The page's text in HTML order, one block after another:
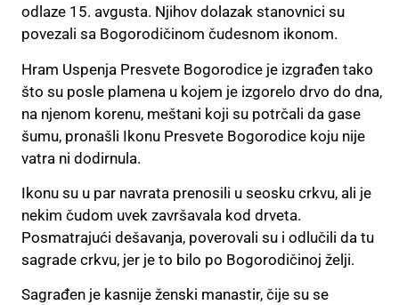
odlaze 15. avgusta. Njihov dolazak stanovnici su
povezali sa Bogorodičinom čudesnom ikonom.
Hram Uspenja Presvete Bogorodice je izgrađen tako
što su posle plamena u kojem je izgorelo drvo do dna,
na njenom korenu, meštani koji su potrčali da gase
šumu, pronašli Ikonu Presvete Bogorodice koju nije
vatra ni dodirnula.
Ikonu su u par navrata prenosili u seosku crkvu, ali je
nekim čudom uvek završavala kod drveta.
Posmatrajući dešavanja, poverovali su i odlučili da tu
sagrade crkvu, jer je to bilo po Bogorodičinoj želji.
Sagrađen je kasnije ženski manastir, čije su se